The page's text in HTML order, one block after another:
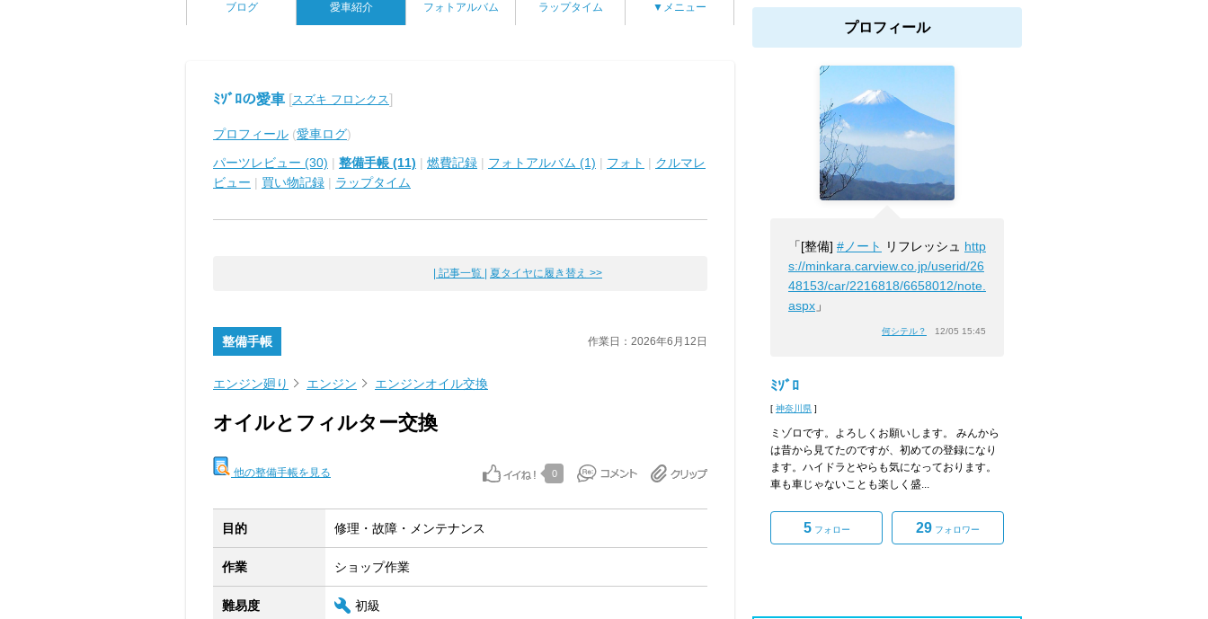
ブログ 愛車紹介 フォトアルバム ラップタイム ▼メニュー
ﾐｿﾞﾛの愛車 [スズキ フロンクス]
プロフィール (愛車ログ)
パーツレビュー (30) | 整備手帳 (11) | 燃費記録 | フォトアルバム (1) | フォト | クルマレ
ビュー | 買い物記録 | ラップタイム
| 記事一覧 | 夏タイヤに履き替え >>
整備手帳 作業日：2026年6月12日
エンジン廻り エンジン エンジンオイル交換
オイルとフィルター交換
他の整備手帳を見る 0
目的 修理・故障・メンテナンス
作業 ショップ作業
難易度 初級
プロフィール
「[整備] #ノート リフレッシュ http
s://minkara.carview.co.jp/userid/26
48153/car/2216818/6658012/note.
aspx 」
何シテル？ 12/05 15:45
ﾐｿﾞﾛ
[ 神奈川県 ]
ミゾロです。よろしくお願いします。 みんから
は昔から見てたのですが、初めての登録になり
ます。ハイドラとやらも気になっております。
車も車じゃないことも楽しく盛...
5フォロー 29 フォロワー